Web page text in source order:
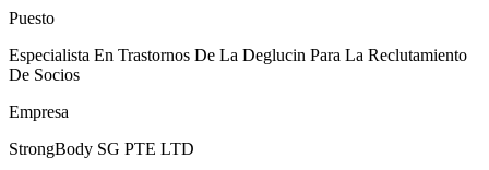
Puesto
Especialista En Trastornos De La Deglucin Para La Reclutamiento
De Socios
Empresa
StrongBody SG PTE LTD